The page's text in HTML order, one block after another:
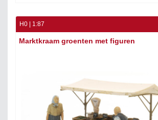
H0 | 1:87
Marktkraam groenten met figuren